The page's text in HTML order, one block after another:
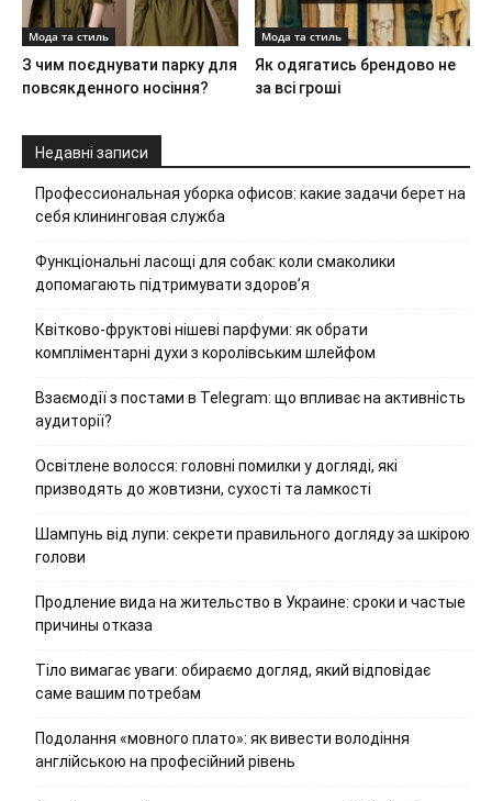
Мода та стиль
З чим поєднувати парку для
повсякденного носіння?
Мода та стиль
Як одягатись брендово не
за всі гроші
Недавні записи
Профессиональная уборка офисов: какие задачи берет на
себя клининговая служба
Функціональні ласощі для собак: коли смаколики
допомагають підтримувати здоров’я
Квітково-фруктові нішеві парфуми: як обрати
компліментарні духи з королівським шлейфом
Взаємодії з постами в Telegram: що впливає на активність
аудиторії?
Освітлене волосся: головні помилки у догляді, які
призводять до жовтизни, сухості та ламкості
Шампунь від лупи: секрети правильного догляду за шкірою
голови
Продление вида на жительство в Украине: сроки и частые
причины отказа
Тіло вимагає уваги: обираємо догляд, який відповідає
саме вашим потребам
Подолання «мовного плато»: як вивести володіння
англійською на професійний рівень